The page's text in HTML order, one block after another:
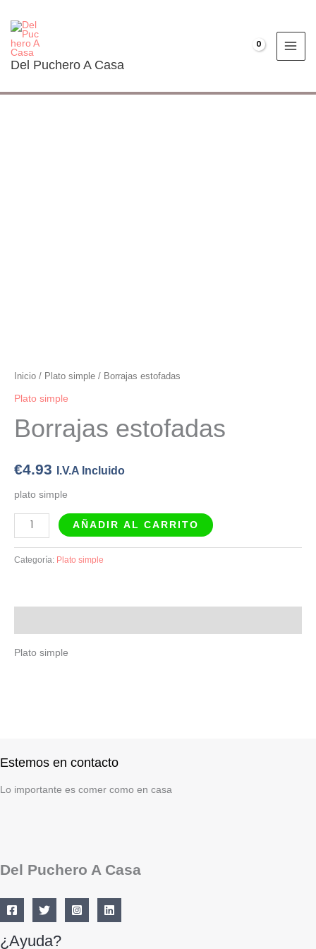
contenido
Del Puchero A Casa
Inicio / Plato simple / Borrajas estofadas
Plato simple
Borrajas estofadas
€4.93 I.V.A Incluido
plato simple
AÑADIR AL CARRITO
Categoría: Plato simple
Plato simple
Estemos en contacto
Lo importante es comer como en casa
Del Puchero A Casa
¿Ayuda?